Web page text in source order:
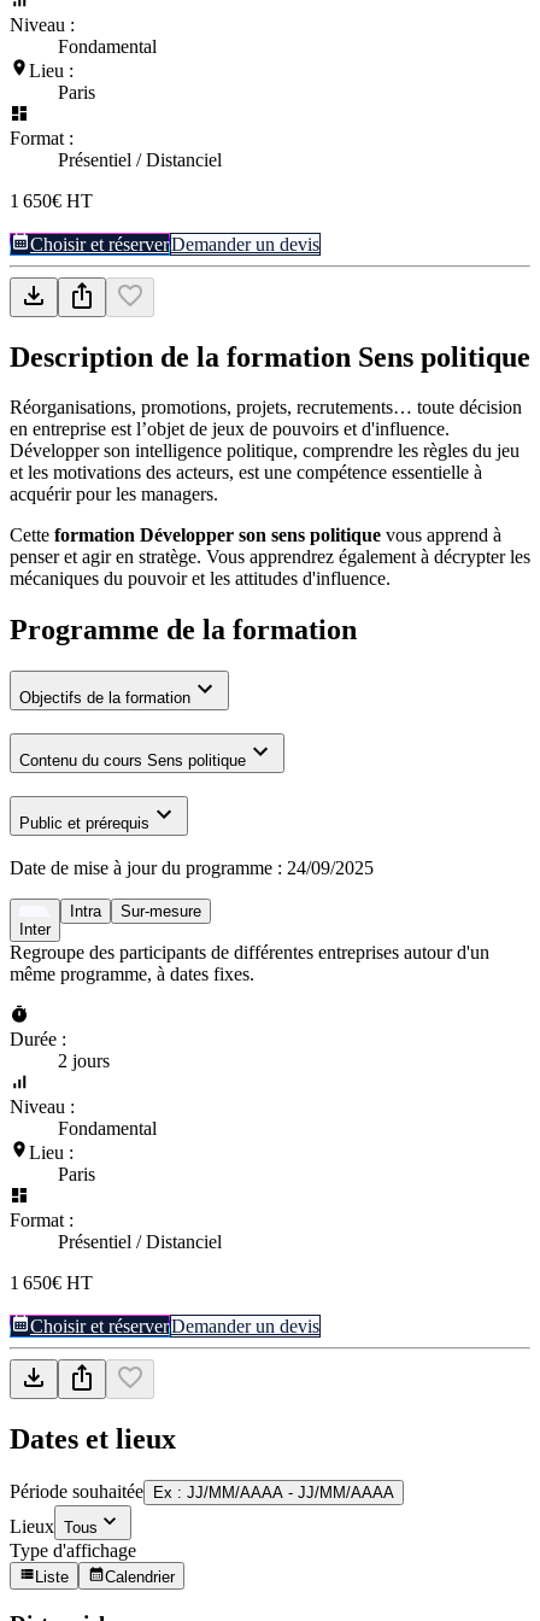
Niveau :
Fondamental
Lieu :
Paris
Format :
Présentiel / Distanciel
1 650€ HT
Choisir et réserverDemander un devis
Description de la formation Sens politique
Réorganisations, promotions, projets, recrutements… toute décision
en entreprise est l’objet de jeux de pouvoirs et d'influence.
Développer son intelligence politique, comprendre les règles du jeu
et les motivations des acteurs, est une compétence essentielle à
acquérir pour les managers.
Cette formation Développer son sens politique vous apprend à
penser et agir en stratège. Vous apprendrez également à décrypter les
mécaniques du pouvoir et les attitudes d'influence.
Programme de la formation
Objectifs de la formation
Contenu du cours Sens politique
Public et prérequis
Date de mise à jour du programme : 24/09/2025
Inter
Intra Sur-mesure
Regroupe des participants de différentes entreprises autour d'un
même programme, à dates fixes.
Durée :
2 jours
Niveau :
Fondamental
Lieu :
Paris
Format :
Présentiel / Distanciel
1 650€ HT
Choisir et réserverDemander un devis
Dates et lieux
Période souhaitée Ex : JJ/MM/AAAA - JJ/MM/AAAA
Lieux Tous
Type d'affichage
Liste Calendrier